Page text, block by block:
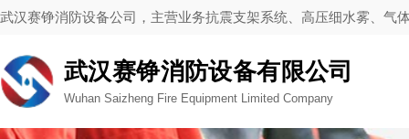
武汉赛铮消防设备公司，主营业务抗震支架系统、高压细水雾、气
武汉赛铮消防设备有限公司
Wuhan Saizheng Fire Equipment Limited Company